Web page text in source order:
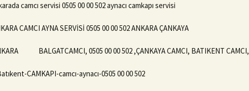
camcı servisi 0505 00 00 502 aynacı camkapı servisi
CAMCI AYNA SERVİSİ 0505 00 00 502 ANKARA ÇANKAYA
BALGATCAMCI, 0505 00 00 502 ,ÇANKAYA CAMCI, BATIKENT CAMCI,
CAMKAPI-camcı-aynacı-0505 00 00 502